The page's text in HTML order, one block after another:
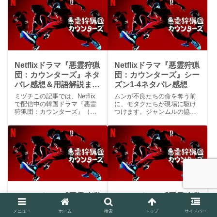
Netflixドラマ『悪霊狩猟
団：カウンターズ』ネタ
バレ感想＆用語解説まと
め
ミヅチこの記事では、Netflix
で配信中の韓国ドラマ『悪霊
狩猟団：カウンターズ』（原
レ感想の記事リンクのまとめ
と用語解説をしています。登
場人物まとめはこちら『悪霊
狩猟団：カウンターズ』とは
引用元：@OCN.TV ...
Netflixドラマ『悪霊狩猟
団：カウンターズ』シー
ズン1-4ネタバレ感想
ムンが不良たちの命を奪う前
に、モタクたちが現場に駆け
つけます。ジャンムルの協力
められました。ムンの暴走が
問題視され、窿では資格剥奪
するかの会議が開かれまし
た。メオクの説得により、ム
ンはカウンターの資格を保て
ることになります。モタクは
かつての同僚ジョンヨンか
ら、かつて恋人であったこと
を明かされ、7年前に落とした
スマホを返されました。モタ
クがムンの父ソ・グォンとの
関係を探る一方、市長の指示
団：カウンターズ』シー
Netflixドラマ『悪霊狩猟
団：カウンターズ』シー
メニュー ホーム 検索 トップ サイドバー